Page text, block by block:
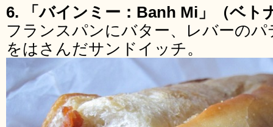
6. 「バインミー：Banh Mi」（ベト
フランスパンにバター、レバーの
をはさんだサンドイッチ。